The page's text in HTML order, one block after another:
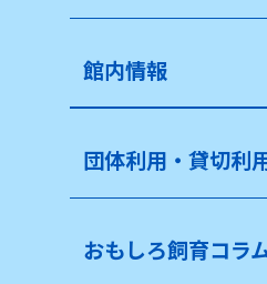
館内情報
団体利用・貸切利
おもしろ飼育コラ